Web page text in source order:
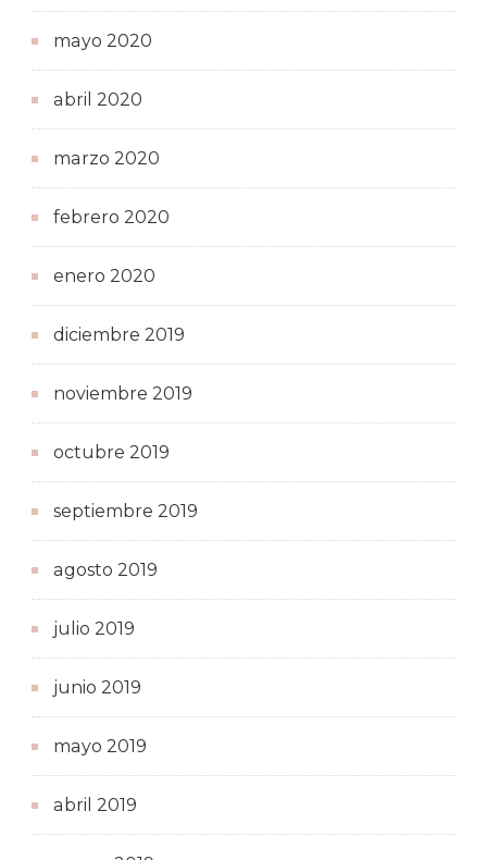
mayo 2020
abril 2020
marzo 2020
febrero 2020
enero 2020
diciembre 2019
noviembre 2019
octubre 2019
septiembre 2019
agosto 2019
julio 2019
junio 2019
mayo 2019
abril 2019